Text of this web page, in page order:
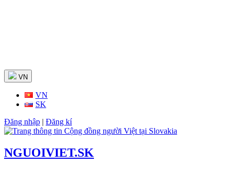
VN
VN
SK
Đăng nhập | Đăng kí
NGUOIVIET.SK